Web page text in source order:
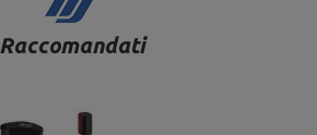
Raccomandati